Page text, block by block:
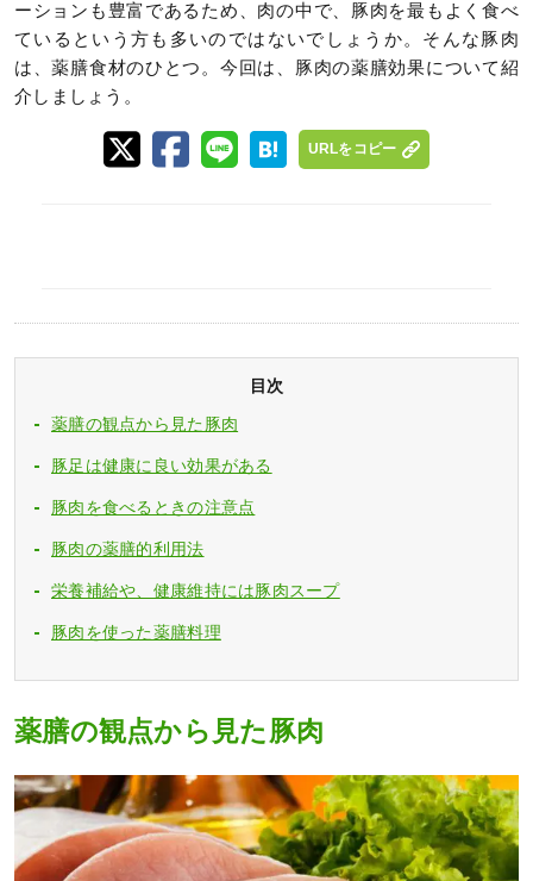
ーションも豊富であるため、肉の中で、豚肉を最もよく食べ
ているという方も多いのではないでしょうか。そんな豚肉
は、薬膳食材のひとつ。今回は、豚肉の薬膳効果について紹
介しましょう。
URLをコピー
目次
薬膳の観点から見た豚肉
豚足は健康に良い効果がある
豚肉を食べるときの注意点
豚肉の薬膳的利用法
栄養補給や、健康維持には豚肉スープ
豚肉を使った薬膳料理
薬膳の観点から見た豚肉